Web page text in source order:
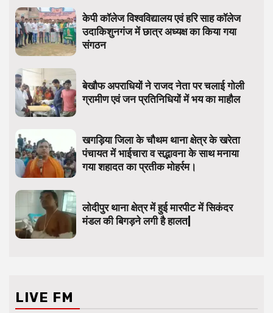
केपी कॉलेज विश्वविद्यालय एवं हरि साह कॉलेज
उदाकिशुनगंज में छात्र अध्यक्ष का किया गया
संगठन
बेखौफ अपराधियों ने राजद नेता पर चलाई गोली
ग्रामीण एवं जन प्रतिनिधियों में भय का माहौल
खगड़िया जिला के चौथम थाना क्षेत्र के खरेता
पंचायत में भाईचारा व सद्भावना के साथ मनाया
गया शहादत का प्रतीक मोहर्रम।
लोदीपुर थाना क्षेत्र में हुई मारपीट में सिकंदर
मंडल की बिगड़ने लगी है हालत|
LIVE FM